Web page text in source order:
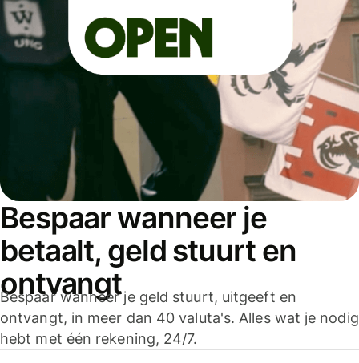
Bespaar wanneer je
betaalt, geld stuurt en
ontvangt
Bespaar wanneer je geld stuurt, uitgeeft en
ontvangt, in meer dan 40 valuta's. Alles wat je nodig
hebt met één rekening, 24/7.